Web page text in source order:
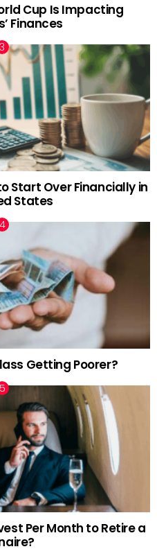
Cup Is Impacting
Finances
Start Over Financially in
States
Getting Poorer?
Per Month to Retire a